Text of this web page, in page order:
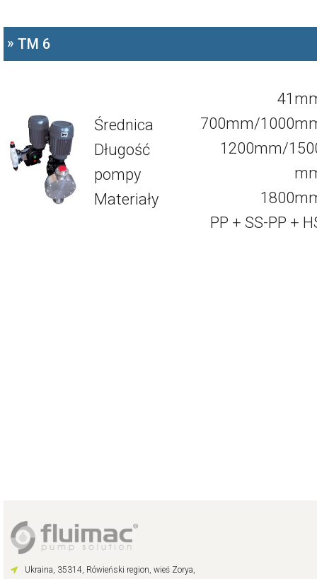
» TM 6
Średnica
Długość
pompy
Materiały
700mm/
1200mm/
PP + SS-PP +
Ukraina, 35314, Rówieński region, wieś Zorya,